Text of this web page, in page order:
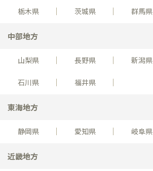
栃木県 茨城県 群馬県
中部地方
山梨県 長野県 新潟県
石川県 福井県
東海地方
静岡県 愛知県 岐阜県
近畿地方